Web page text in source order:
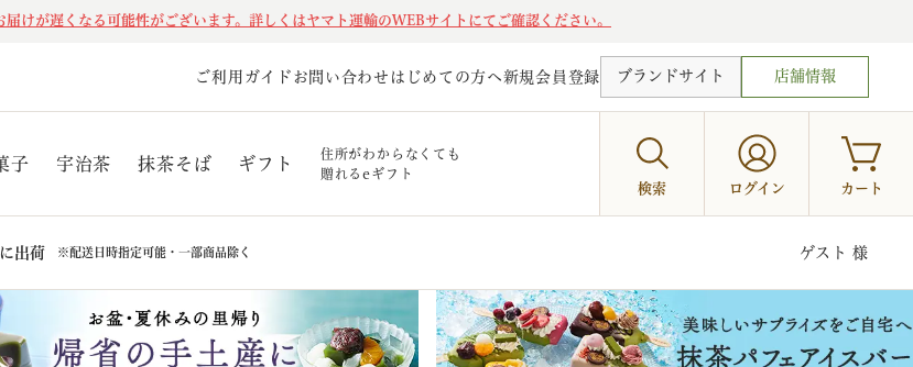
けが遅くなる可能性がございます。詳しくはヤマト運輸のWEBサイトにてご確認ください。
ご利用ガイド お問い合わせ はじめての方へ新規会員登録 ブランドサイト 店舗情報
子 宇治茶 抹茶そば ギフト
住所がわからなくても
贈れるeギフト
検索 ログイン カート
に出荷 ※配送日時指定可能・一部商品除く ゲスト 様
商品番号/JANコード